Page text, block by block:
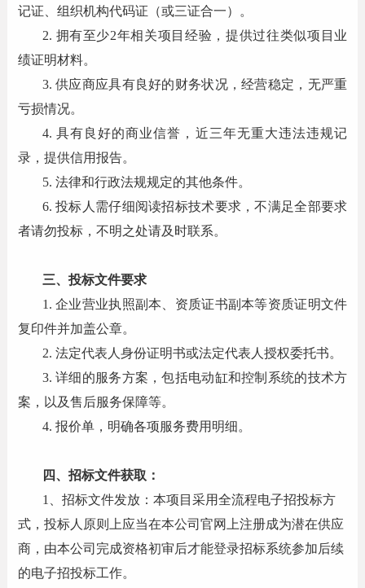
记证、组织机构代码证（或三证合一）。
2. 拥有至少2年相关项目经验，提供过往类似项目业
绩证明材料。
3.供应商应具有良好的财务状况，经营稳定，无严重
亏损情况。
4. 具有良好的商业信誉，近三年无重大违法违规记
录，提供信用报告。
5. 法律和行政法规规定的其他条件。
6.投标人需仔细阅读招标技术要求，不满足全部要求
者请勿投标，不明之处请及时联系。
三、投标文件要求
1.企业营业执照副本、资质证书副本等资质证明文件
复印件并加盖公章。
2. 法定代表人身份证明书或法定代表人授权委托书。
3.详细的服务方案，包括电动缸和控制系统的技术方
案，以及售后服务保障等。
4. 报价单，明确各项服务费用明细。
四、招标文件获取：
1
、招标文件发放：本项目采用全流程电子招投标方
式，投标人原则上应当在本公司官网上注册成为潜在供应
商，由本公司完成资格初审后才能登录招标系统参加后续
的电子招投标工作。